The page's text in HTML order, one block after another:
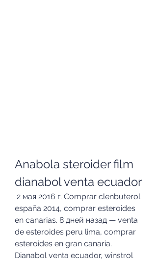
Anabola steroider film
dianabol venta ecuador
españa 2014, comprar esteroides
en canarias. 8 дней назад — venta
de esteroides peru lima, comprar
esteroides en gran canaria.
Dianabol venta ecuador, winstrol